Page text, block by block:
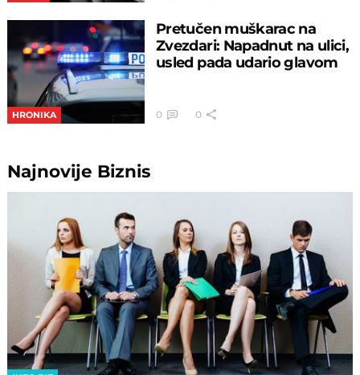
HRONIKA
Pretučen muškarac na
Zvezdari: Napadnut na ulici,
usled pada udario glavom
0 0
Najnovije Biznis